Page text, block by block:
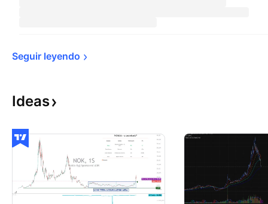
Seguir leyendo
Ideas